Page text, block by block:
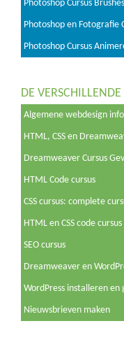
Photoshop Cursus
Photoshop en Fotografie
Photoshop Cursus
DE VERSCHILLENDE
Algemene webdesign
HTML, CSS en
Dreamweaver Cursus
HTML Code cursus
CSS cursus: complete
HTML en CSS code cursus
SEO cursus
Dreamweaver en
WordPress installeren en
Nieuwsbrieven maken